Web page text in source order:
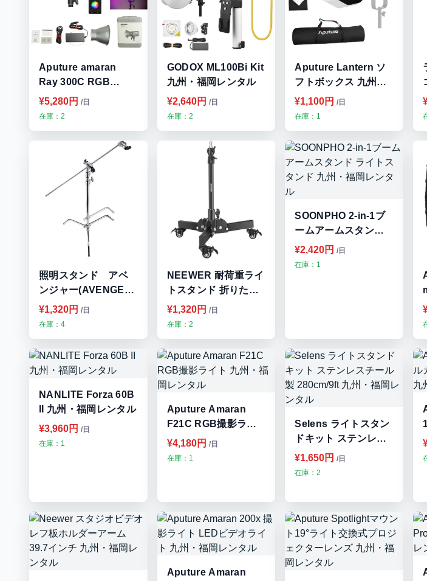
Aputure amaran
Ray 300C RGB
300W RGB定常光ラ
イト 九州・福岡レン
タル
¥5,280円 /日
在庫：2
GODOX ML100Bi Kit
九州・福岡レンタル
¥2,640円 /日
在庫：2
Aputure Lantern ソ
フトボックス 九州・
福岡レンタル
¥1,100円/日
在庫：1
照明スタンド アベ
ンジャー(AVENGER)
センチュリースタン
ドキット
グ 328㎝ スティール
シルバー A2033LKIT
九州・福岡レンタル
¥1,320円 /日
在庫：4
NEEWER 耐荷重ライ
トスタンド 折りたた
み式三脚スタンド
（最大高さ2.4ft） 九
¥1,320円 /日
在庫：2
SOONPHO 2-in-1ブ
ームアームスタンド
ライトスタンド 九
州・福岡レンタル
¥2,420円/日
在庫：1
NANLITE Forza 60B
II 九州・福岡レンタル
¥3,960円 /日
在庫：1
Aputure Amaran
F21C RGB撮影ライ
ト 九州・福岡レンタ
ル
¥4,180円 /日
在庫：1
Selens ライトスタン
ドキット ステンレス
チール製 280cm/9ft
九州・福岡レンタル
¥1,650円/日
在庫：2
Aputure Amaran